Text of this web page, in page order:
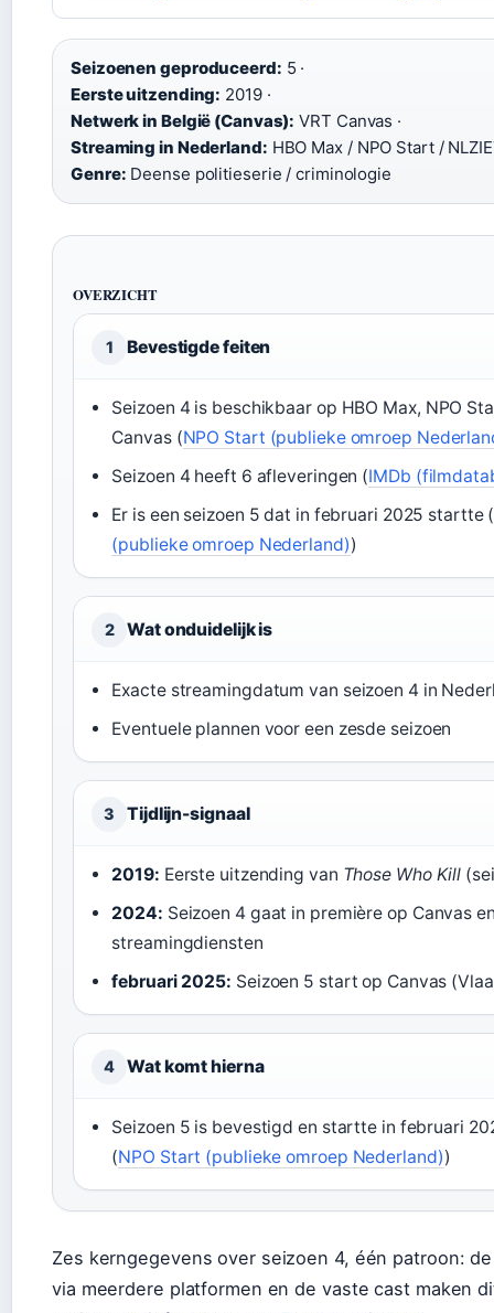
Seizoenen geproduceerd: 5 ·
Eerste uitzending: 2019 ·
Netwerk in België (Canvas): VRT Canvas ·
Streaming in Nederland: HBO Max / NPO Start /
Genre: Deense politieserie / criminologie
OVERZICHT
1 Bevestigde feiten
Seizoen 4 is beschikbaar op HBO Max, NPO
Canvas (NPO Start (publieke omroep
Seizoen 4 heeft 6 afleveringen (IMDb
Er is een seizoen 5 dat in februari 2025 startte (
(publieke omroep Nederland))
2 Wat onduidelijk is
Exacte streamingdatum van seizoen 4 in
Eventuele plannen voor een zesde seizoen
3 Tijdlijn-signaal
2019: Eerste uitzending van Those Who Kill
2024: Seizoen 4 gaat in première op Canvas
streamingdiensten
februari 2025: Seizoen 5 start op Canvas
4 Wat komt hierna
Seizoen 5 is bevestigd en startte in februari
(NPO Start (publieke omroep Nederland))
Zes kerngegevens over seizoen 4, één patroon:
via meerdere platformen en de vaste cast maken